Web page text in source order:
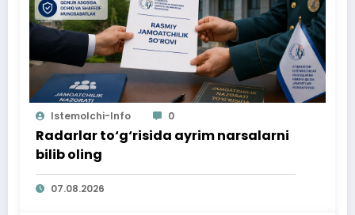
Istemolchi-Info 0
Radarlar to‘g‘risida ayrim narsalarni
bilib oling
07.08.2026